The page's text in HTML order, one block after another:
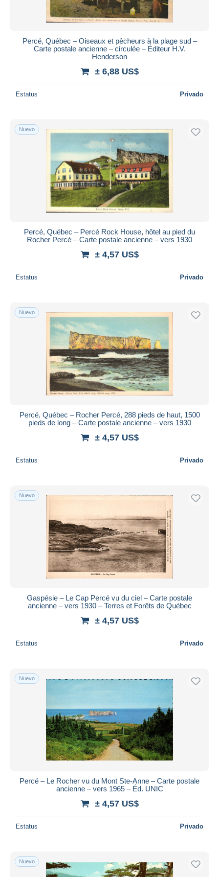
Percé, Québec – Oiseaux et pêcheurs à la plage sud –
Carte postale ancienne – circulée – Éditeur H.V.
Henderson
± 6,88 US$
Estatus Privado
Nuevo
Percé, Québec – Percé Rock House, hôtel au pied du
Rocher Percé – Carte postale ancienne – vers 1930
± 4,57 US$
Estatus Privado
Nuevo
Percé, Québec – Rocher Percé, 288 pieds de haut, 1500
pieds de long – Carte postale ancienne – vers 1930
± 4,57 US$
Estatus Privado
Nuevo
Gaspésie – Le Cap Percé vu du ciel – Carte postale
ancienne – vers 1930 – Terres et Forêts de Québec
± 4,57 US$
Estatus Privado
Nuevo
Percé – Le Rocher vu du Mont Ste-Anne – Carte postale
ancienne – vers 1965 – Éd. UNIC
± 4,57 US$
Estatus Privado
Nuevo